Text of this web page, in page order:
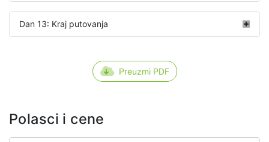
Dan 13: Kraj putovanja
Preuzmi PDF
Polasci i cene